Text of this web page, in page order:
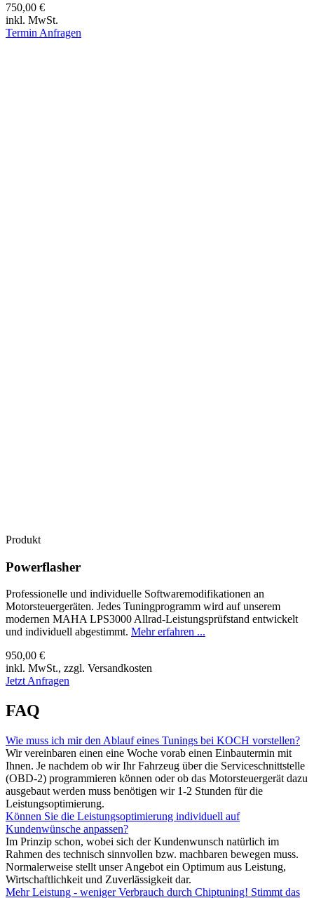
750,00 €
inkl. MwSt.
Termin Anfragen
Produkt
Powerflasher
Professionelle und individuelle Softwaremodifikationen an
Motorsteuergeräten. Jedes Tuningprogramm wird auf unserem
modernen MAHA LPS3000 Allrad-Leistungsprüfstand entwickelt
und individuell abgestimmt. Mehr erfahren ...
950,00 €
inkl. MwSt., zzgl. Versandkosten
Jetzt Anfragen
FAQ
Wie muss ich mir den Ablauf eines Tunings bei KOCH vorstellen?
Wir vereinbaren einen eine Woche vorab einen Einbautermin mit
Ihnen. Je nachdem ob wir Ihr Fahrzeug über die Serviceschnittstelle
(OBD-2) programmieren können oder ob das Motorsteuergerät dazu
ausgebaut werden muss benötigen wir 1-2 Stunden für die
Leistungsoptimierung.
Können Sie die Leistungsoptimierung individuell auf
Kundenwünsche anpassen?
Im Prinzip schon, wobei sich der Kundenwunsch natürlich im
Rahmen des technisch sinnvollen bzw. machbaren bewegen muss.
Normalerweise stellt unser Angebot ein Optimum aus Leistung,
Wirtschaftlichkeit und Zuverlässigkeit dar.
Mehr Leistung - weniger Verbrauch durch Chiptuning! Stimmt das